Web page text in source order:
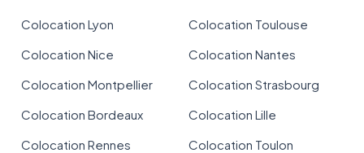
Colocation Lyon
Colocation Toulouse
Colocation Nice
Colocation Nantes
Colocation Montpellier
Colocation Strasbourg
Colocation Bordeaux
Colocation Lille
Colocation Rennes
Colocation Toulon